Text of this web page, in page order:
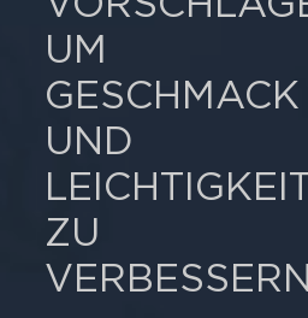
UM
GESCHMACK
UND
ZU